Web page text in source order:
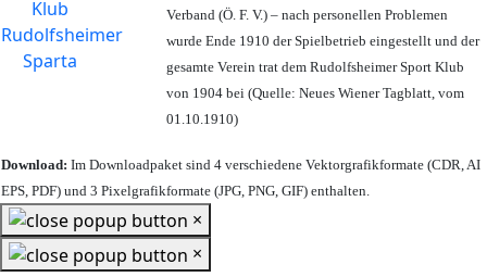
Verband (Ö. F. V.) – nach personellen Problemen
wurde Ende 1910 der Spielbetrieb eingestellt und der
gesamte Verein trat dem Rudolfsheimer Sport Klub
von 1904 bei (Quelle: Neues Wiener Tagblatt, vom
01.10.1910)
Download: Im Downloadpaket sind 4 verschiedene Vektorgrafikformate (CDR, AI
EPS, PDF) und 3 Pixelgrafikformate (JPG, PNG, GIF) enthalten.
×
×